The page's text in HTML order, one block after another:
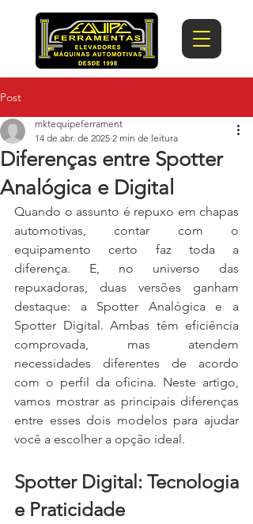
Post
Diferenças entre Spotter
Analógica e Digital
mktequipeferrament
14 de abr. de 2025 2 min de leitura
Quando o assunto é repuxo em chapas
automotivas, contar com o
equipamento certo faz toda a
diferença. E, no universo das
repuxadoras, duas versões ganham
destaque: a Spotter Analógica e a
Spotter Digital. Ambas têm eficiência
comprovada, mas atendem
necessidades diferentes de acordo
com o perfil da oficina. Neste artigo,
vamos mostrar as principais diferenças
entre esses dois modelos para ajudar
você a escolher a opção ideal.
Spotter Digital: Tecnologia
e Praticidade